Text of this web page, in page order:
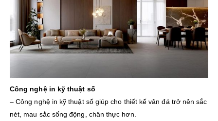
Công nghệ in kỹ thuật số
– Công nghệ in kỹ thuật số giúp cho thiết kế vân đá trở nên sắc
nét, mau sắc sống động, chân thực hơn.